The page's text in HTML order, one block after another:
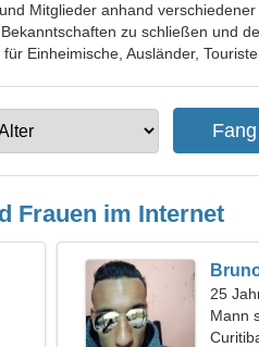
Mitglieder anhand
zu schließen und
Einheimische, Ausländer,
Frauen im Internet
25
Mann